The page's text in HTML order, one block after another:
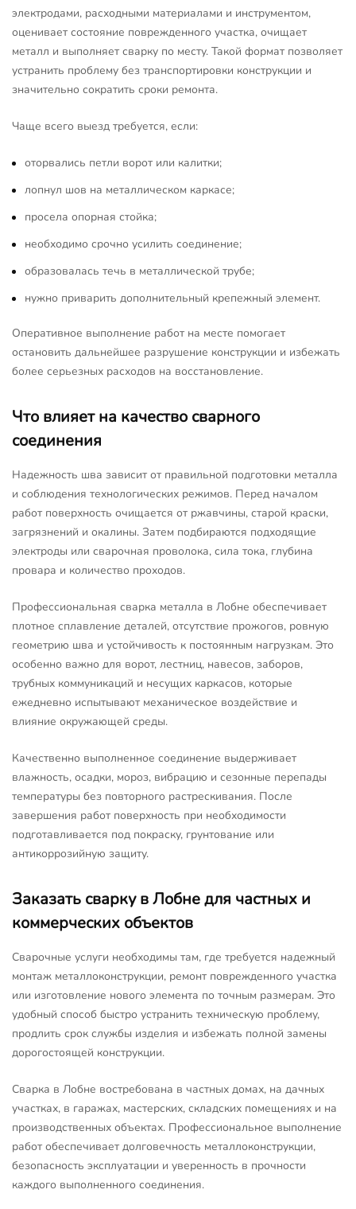
электродами, расходными материалами и инструментом,
оценивает состояние поврежденного участка, очищает
металл и выполняет сварку по месту. Такой формат позволяет
устранить проблему без транспортировки конструкции и
значительно сократить сроки ремонта.
Чаще всего выезд требуется, если:
оторвались петли ворот или калитки;
лопнул шов на металлическом каркасе;
просела опорная стойка;
необходимо срочно усилить соединение;
образовалась течь в металлической трубе;
нужно приварить дополнительный крепежный элемент.
Оперативное выполнение работ на месте помогает
остановить дальнейшее разрушение конструкции и избежать
более серьезных расходов на восстановление.
Что влияет на качество сварного
соединения
Надежность шва зависит от правильной подготовки металла
и соблюдения технологических режимов. Перед началом
работ поверхность очищается от ржавчины, старой краски,
загрязнений и окалины. Затем подбираются подходящие
электроды или сварочная проволока, сила тока, глубина
провара и количество проходов.
Профессиональная сварка металла в Лобне обеспечивает
плотное сплавление деталей, отсутствие прожогов, ровную
геометрию шва и устойчивость к постоянным нагрузкам. Это
особенно важно для ворот, лестниц, навесов, заборов,
трубных коммуникаций и несущих каркасов, которые
ежедневно испытывают механическое воздействие и
влияние окружающей среды.
Качественно выполненное соединение выдерживает
влажность, осадки, мороз, вибрацию и сезонные перепады
температуры без повторного растрескивания. После
завершения работ поверхность при необходимости
подготавливается под покраску, грунтование или
антикоррозийную защиту.
Заказать сварку в Лобне для частных и
коммерческих объектов
Сварочные услуги необходимы там, где требуется надежный
монтаж металлоконструкции, ремонт поврежденного участка
или изготовление нового элемента по точным размерам. Это
удобный способ быстро устранить техническую проблему,
продлить срок службы изделия и избежать полной замены
дорогостоящей конструкции.
Сварка в Лобне востребована в частных домах, на дачных
участках, в гаражах, мастерских, складских помещениях и на
производственных объектах. Профессиональное выполнение
работ обеспечивает долговечность металлоконструкции,
безопасность эксплуатации и уверенность в прочности
каждого выполненного соединения.